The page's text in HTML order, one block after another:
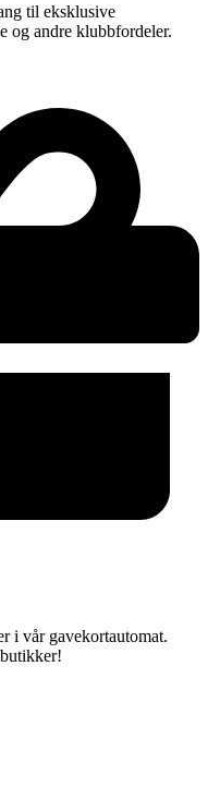
til eksklusive
og andre klubbfordeler.
i vår gavekortautomat.